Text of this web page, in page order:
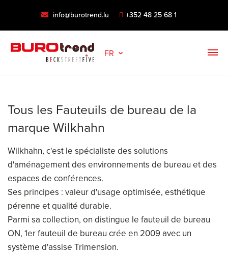
info@burotrend.lu +352 48 25 68 1
FR
Tous les Fauteuils de bureau de la
marque Wilkhahn
Wilkhahn, c'est le spécialiste des solutions
d'aménagement des environnements de bureau et des
espaces de conférences.
Ses principes : valeur d'usage optimisée, esthétique
pérenne et qualité durable.
Parmi sa collection, on distingue le fauteuil de bureau
ON, 1er fauteuil de bureau crée en 2009 avec un
système d'assise Trimension.